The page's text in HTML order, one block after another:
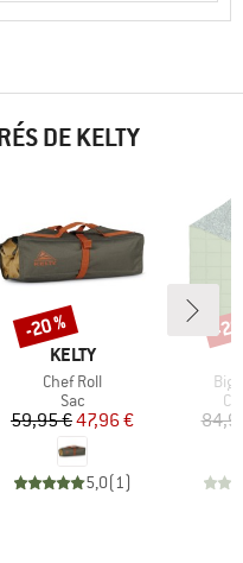
DE KELTY
MARQUE
KELTY
Article
Chef Roll
Product group
Sac
Prix
59,95 €Prix réduit
47,96 €
5,0( 1)
Remise
-20 % -